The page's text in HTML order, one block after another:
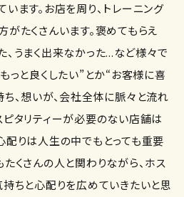
ます。お店を周り、トレーニング
がたくさんいます。褒めてもらえ
、うまく出来なかった...など様々で
っと良くしたい”とか“お客様に喜
、想いが、会社全体に脈々と流れ
ピタリティーが必要のない店舗は
配りは人生の中でもとっても重要
くさんの人と関わりながら、ホス
持ちと心配りを広めていきたいと思